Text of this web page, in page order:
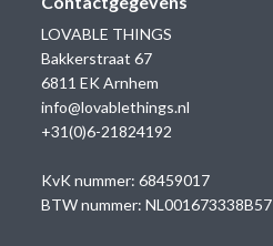
LOVABLE THINGS
Bakkerstraat 67
6811 EK Arnhem
info@lovablethings.nl
+31(0)6-21824192
KvK nummer: 68459017
BTW nummer: NL001673338B57